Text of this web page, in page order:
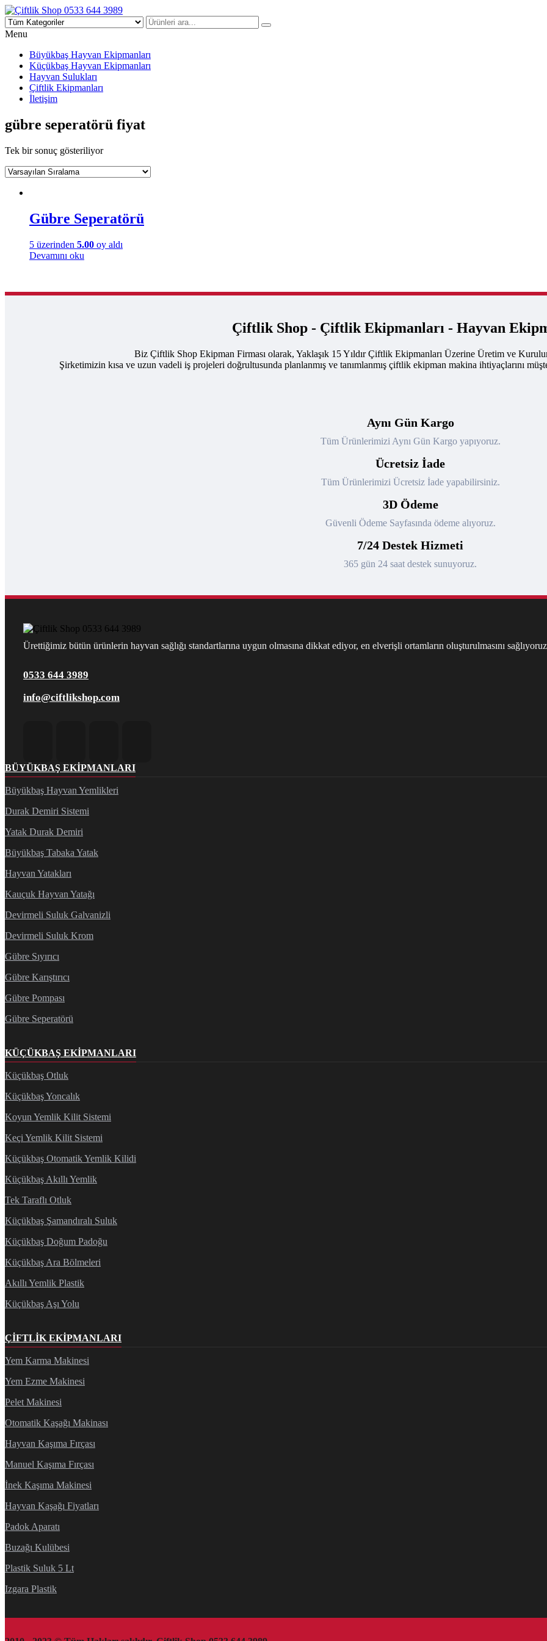
Çiftlik Shop 0533 644 3989
Menu
Büyükbaş Hayvan Ekipmanları
Küçükbaş Hayvan Ekipmanları
Hayvan Sulukları
Çiftlik Ekipmanları
İletişim
gübre seperatörü fiyat
Tek bir sonuç gösteriliyor
Gübre Seperatörü
5 üzerinden 5.00 oy aldı
Devamını oku
Çiftlik Shop - Çiftlik Ekipmanları - Hayvan
Biz Çiftlik Shop Ekipman Firması olarak, Yaklaşık 15 Yıldır Çiftlik Ekipmanları Üzerine Üretim ve
Şirketimizin kısa ve uzun vadeli iş projeleri doğrultusunda planlanmış ve tanımlanmış çiftlik ekipman makina ihtiyaçlarını
Aynı Gün Kargo
Tüm Ürünlerimizi Aynı Gün Kargo yapıyoruz.
Ücretsiz İade
Tüm Ürünlerimizi Ücretsiz İade yapabilirsiniz.
3D Ödeme
Güvenli Ödeme Sayfasında ödeme alıyoruz.
7/24 Destek Hizmeti
365 gün 24 saat destek sunuyoruz.
Ürettiğimiz bütün ürünlerin hayvan sağlığı standartlarına uygun olmasına dikkat ediyor, en elverişli ortamların oluşturulmasını
0533 644 3989
info@ciftlikshop.com
BÜYÜKBAŞ EKIPMANLARI
Büyükbaş Hayvan Yemlikleri
Durak Demiri Sistemi
Yatak Durak Demiri
Büyükbaş Tabaka Yatak
Hayvan Yatakları
Kauçuk Hayvan Yatağı
Devirmeli Suluk Galvanizli
Devirmeli Suluk Krom
Gübre Sıyırıcı
Gübre Karıştırıcı
Gübre Pompası
Gübre Seperatörü
KÜÇÜKBAŞ EKIPMANLARI
Küçükbaş Otluk
Küçükbaş Yoncalık
Koyun Yemlik Kilit Sistemi
Keçi Yemlik Kilit Sistemi
Küçükbaş Otomatik Yemlik Kilidi
Küçükbaş Akıllı Yemlik
Tek Taraflı Otluk
Küçükbaş Şamandıralı Suluk
Küçükbaş Doğum Padoğu
Küçükbaş Ara Bölmeleri
Akıllı Yemlik Plastik
Küçükbaş Aşı Yolu
ÇIFTLIK EKIPMANLARI
Yem Karma Makinesi
Yem Ezme Makinesi
Pelet Makinesi
Otomatik Kaşağı Makinası
Hayvan Kaşıma Fırçası
Manuel Kaşıma Fırçası
İnek Kaşıma Makinesi
Hayvan Kaşağı Fiyatları
Padok Aparatı
Buzağı Kulübesi
Plastik Suluk 5 Lt
Izgara Plastik